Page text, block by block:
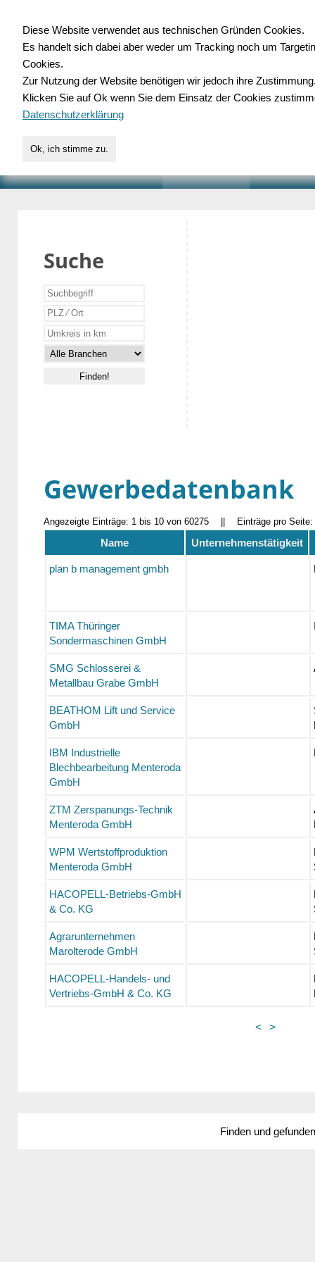
für Handwerk,
Suche
Gewerbedatenbank
Angezeigte Einträge: 1 bis 10 von 60275 Einträge pro Seite:
Name Unternehmenstätigkeit
plan b management gmbh
TIMA Thüringer
Sondermaschinen GmbH
SMG Schlosserei &
Metallbau Grabe GmbH
BEATHOM Lift und Service
GmbH
IBM Industrielle
Blechbearbeitung Menteroda
GmbH
ZTM Zerspanungs-Technik
Menteroda GmbH
WPM Wertstoffproduktion
Menteroda GmbH
HACOPELL-Betriebs-GmbH
& Co. KG
Agrarunternehmen
Marolterode GmbH
HACOPELL-Handels- und
Vertriebs-GmbH & Co. KG
< >
Finden und
Diese Website verwendet aus technischen Gründen Cookies.
Es handelt sich dabei aber weder um Tracking noch um
Cookies.
Zur Nutzung der Website benötigen wir jedoch ihre
Klicken Sie auf Ok wenn Sie dem Einsatz der Cookies
Datenschutzerklärung
Ok, ich stimme zu.